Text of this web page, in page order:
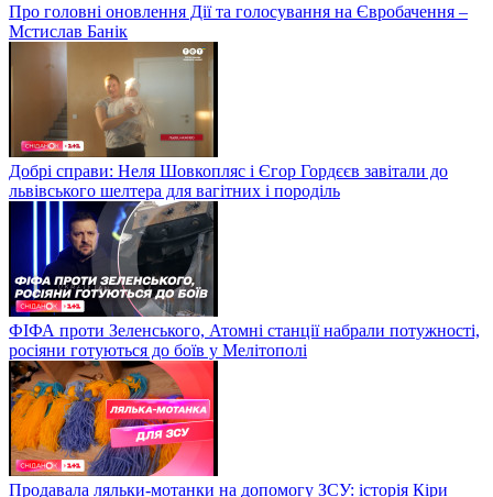
Про головні оновлення Дії та голосування на Євробачення –
Мстислав Банік
Добрі справи: Неля Шовкопляс і Єгор Гордєєв завітали до
львівського шелтера для вагітних і породіль
ФІФА проти Зеленського, Атомні станції набрали потужності,
росіяни готуються до боїв у Мелітополі
Продавала ляльки-мотанки на допомогу ЗСУ: історія Кіри